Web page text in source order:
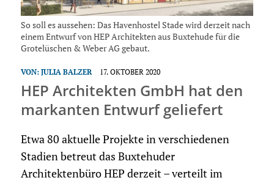
So soll es aussehen: Das Havenhostel Stade wird derzeit nach
einem Entwurf von HEP Architekten aus Buxtehude für die
Grotelüschen & Weber AG gebaut.
VON: JULIA BALZER 17. OKTOBER 2020
HEP Architekten GmbH hat den
markanten Entwurf geliefert
Etwa 80 aktuelle Projekte in verschiedenen
Stadien betreut das Buxtehuder
Architektenbüro HEP derzeit – verteilt im